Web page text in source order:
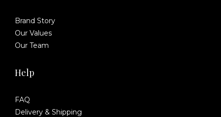
Brand Story
Our Values
Our Team
Help
FAQ
Delivery & Shipping